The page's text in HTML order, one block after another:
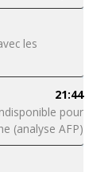
les
21:44
pour
(analyse AFP)